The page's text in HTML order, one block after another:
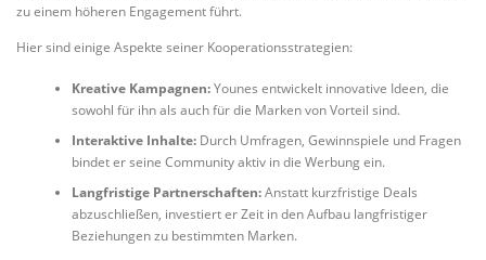
zu einem höheren Engagement führt.
Hier sind einige Aspekte seiner Kooperationsstrategien:
Kreative Kampagnen:Younes entwickelt innovative Ideen, die
sowohl für ihn als auch für die Marken von Vorteil sind.
Interaktive Inhalte:Durch Umfragen, Gewinnspiele und Fragen
bindet er seine Community aktiv in die Werbung ein.
Langfristige Partnerschaften:Anstatt kurzfristige Deals
abzuschließen, investiert er Zeit in den Aufbau langfristiger
Beziehungen zu bestimmten Marken.